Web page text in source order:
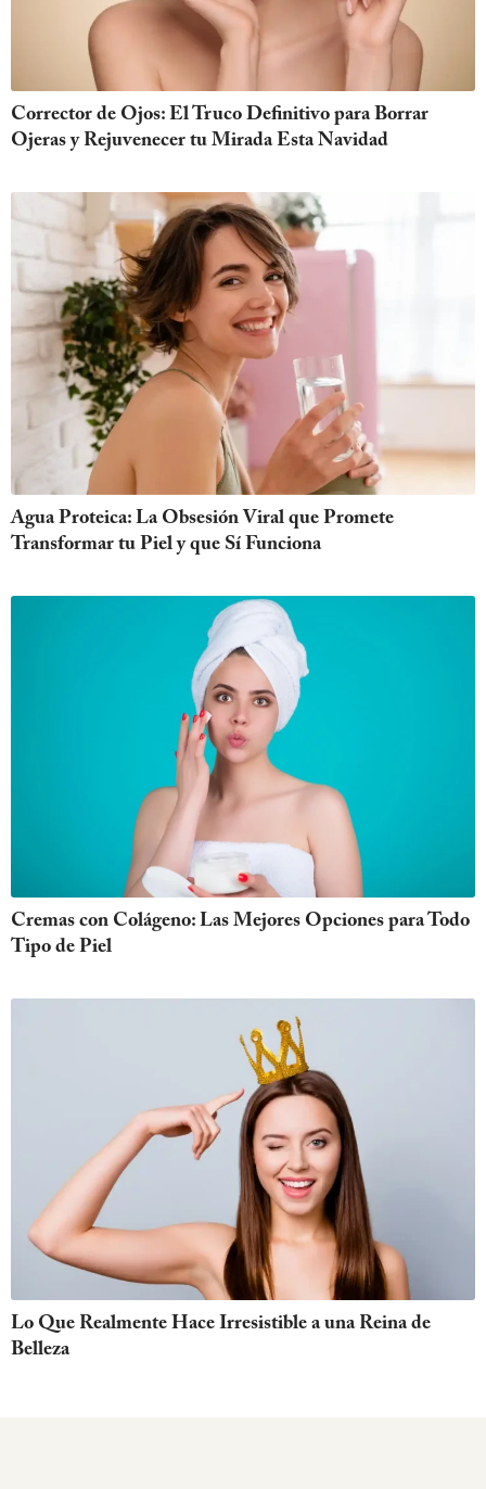
Corrector de Ojos: El Truco Definitivo para Borrar
Ojeras y Rejuvenecer tu Mirada Esta Navidad
Agua Proteica: La Obsesión Viral que Promete
Transformar tu Piel y que Sí Funciona
Cremas con Colágeno: Las Mejores Opciones para Todo
Tipo de Piel
Lo Que Realmente Hace Irresistible a una Reina de
Belleza